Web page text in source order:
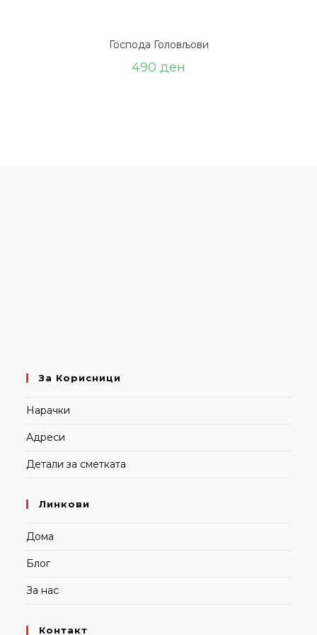
Господа Головљови
490 ден
За Корисници
Нарачки
Адреси
Детали за сметката
Линкови
Дома
Блог
За нас
Контакт